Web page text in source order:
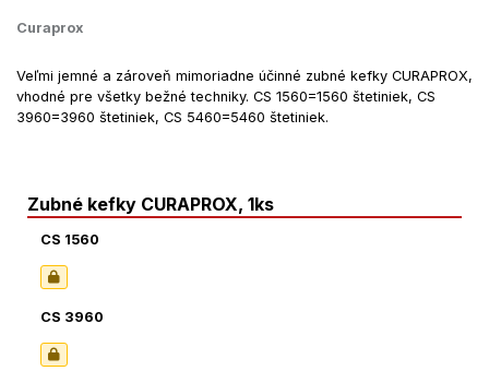
Curaprox
Veľmi jemné a zároveň mimoriadne účinné zubné kefky CURAPROX,
vhodné pre všetky bežné techniky. CS 1560=1560 štetiniek, CS
3960=3960 štetiniek, CS 5460=5460 štetiniek.
Zubné kefky CURAPROX, 1ks
CS 1560
CS 3960